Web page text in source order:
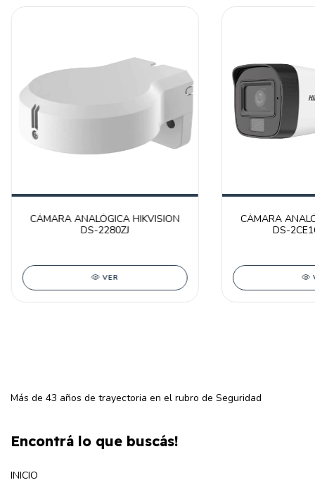
CÁMARA ANALÓGICA HIKVISION
DS-2280ZJ
VER
CÁMARA
DS-
Más de 43 años de trayectoria en el rubro de Seguridad
Encontrá lo que buscás!
INICIO